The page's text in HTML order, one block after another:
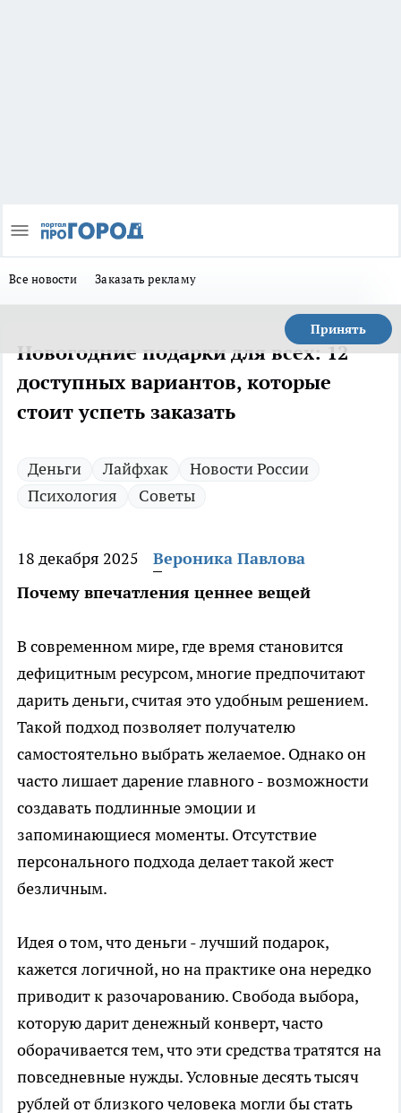
Все новости Заказать рекламу
Принять
Новогодние подарки для всех: 12
доступных вариантов, которые
стоит успеть заказать
Деньги Лайфхак
Новости России
Психология
Советы
18 декабря 2025
Вероника Павлова
Почему впечатления ценнее вещей
В современном мире, где время становится
дефицитным ресурсом, многие предпочитают
дарить деньги, считая это удобным решением.
Такой подход позволяет получателю
самостоятельно выбрать желаемое. Однако он
часто лишает дарение главного - возможности
создавать подлинные эмоции и
запоминающиеся моменты. Отсутствие
персонального подхода делает такой жест
безличным.
Идея о том, что деньги - лучший подарок,
кажется логичной, но на практике она нередко
приводит к разочарованию. Свобода выбора,
которую дарит денежный конверт, часто
оборачивается тем, что эти средства тратятся на
повседневные нужды. Условные десять тысяч
рублей от близкого человека могли бы стать